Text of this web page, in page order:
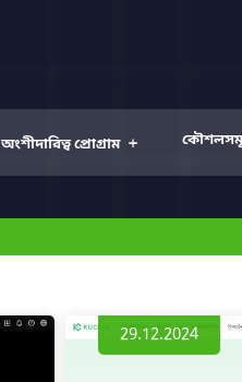
অংশীদারিত্ব প্রোগ্রাম +
29.12.2024